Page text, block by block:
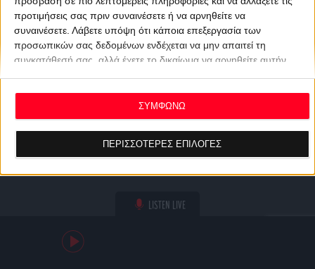
προτιμήσεις σας πριν συναινέσετε ή να αρνηθείτε να
συναινέσετε. Λάβετε υπόψη ότι κάποια επεξεργασία των
προσωπικών σας δεδομένων ενδέχεται να μην απαιτεί τη
συγκατάθεσή σας, αλλά έχετε το δικαίωμα να αρνηθείτε αυτήν
ανακαλέσετε τη συγκατάθεσή σας ανά πάσα στιγμή
επιστρέφοντας σε αυτόν τον ιστότοπο και κάνοντας κλικ στο
κουμπί "Απορρήτου" στο κάτω μέρος της ιστοσελίδας.
ΠΕΡΙΣΣΟΤΕΡΕΣ ΕΠΙΛΟΓΕΣ
ΣΥΜΦΩΝΩ
LISTEN LIVE